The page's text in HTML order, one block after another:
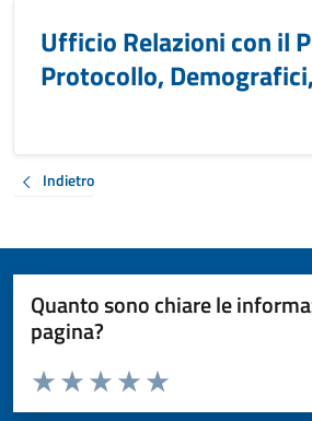
Ufficio Relazioni con il
Protocollo,
Indietro
Quanto sono chiare le
pagina?
Valuta da 1 a 5 stelle la pagina
Valuta 5 stelle su 5
Valuta 4 stelle su 5
Valuta 3 stelle su 5
Valuta 2 stelle su 5
Valuta 1 stelle su 5